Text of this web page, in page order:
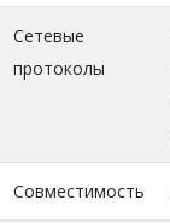
Сетевые
протоколы
Совместимость